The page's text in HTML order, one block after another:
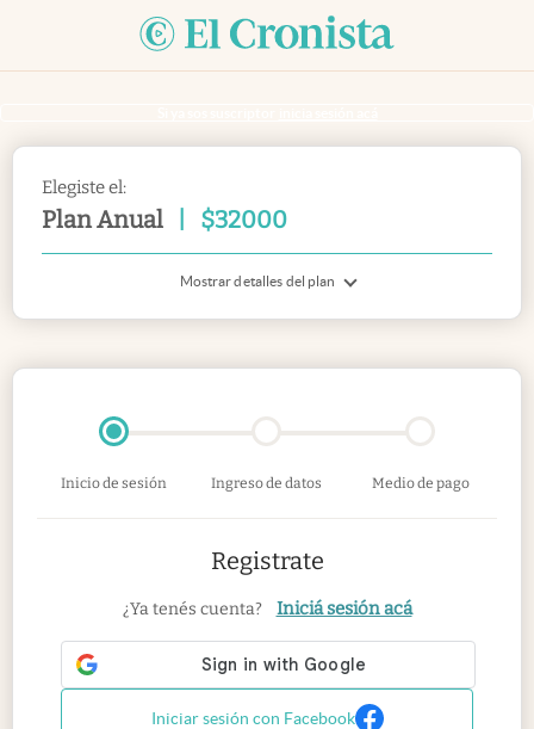
Elegiste el:
Plan Anual $32000
Mostrar detalles del plan
Inicio de sesión Ingreso de datos Medio de pago
Registrate
¿Ya tenés cuenta? Iniciá sesión acá
Iniciar sesión con Facebook